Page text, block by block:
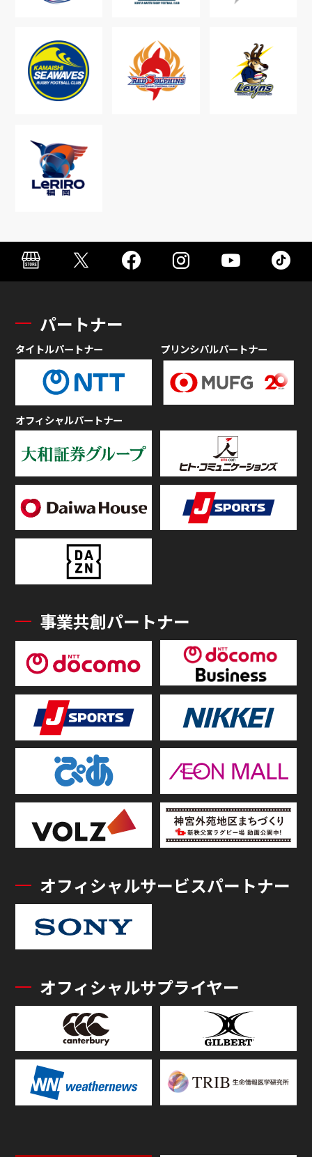
パートナー
タイトルパートナー プリンシパルパートナー
オフィシャルパートナー
事業共創パートナー
オフィシャルサービスパートナー
オフィシャルサプライヤー